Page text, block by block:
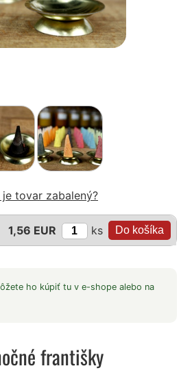
tovar zabalený?
1,56 EUR ks
ho kúpiť tu v e-shope alebo na
františky